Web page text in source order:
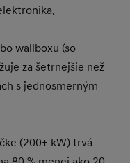
wallboxu (so
za šetrnejšie než
s jednosmerným
(200+ kW) trvá